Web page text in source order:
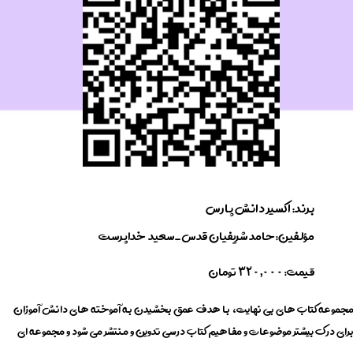
برند: اکسیر ​​​​​​​دانش پارس
​مؤلفین: حامد شریفیان قدس_سعید خداپرست
​قیمت: 320,000تومان
مجموعه کتاب های بی نهایت، با هدف عمق بخشیدن به آموخته های دانش آموزان
برای درک بیشتر موضوعات و مفاهیم کتاب درسی تدوین و منتشر می شود و مجموعه ای